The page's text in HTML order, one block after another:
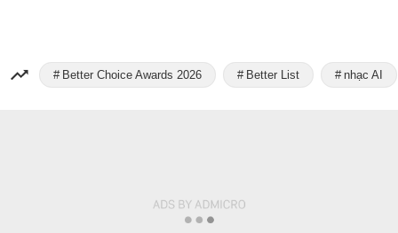
Better Choice Awards 2026 Better List nhạc AI